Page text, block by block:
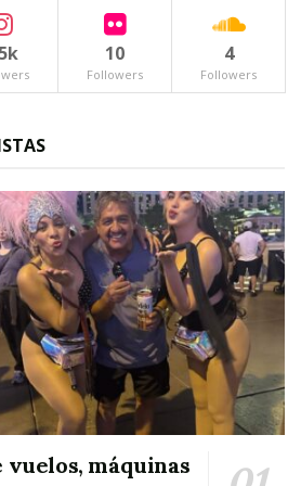
Don Mario?- escuché decir.
soy Sol – añadí estrechando
– es mi papá, Francisco
dijimos al unísono.
de sonrisa completa y
la construcción nos
del sol, así que pude
los que también parecía
de ese momento se extendió
tenía con mi padre.
10
Followers
4
Followers
vuelos, máquinas